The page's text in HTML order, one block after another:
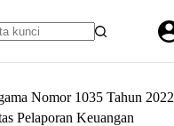
Nomor 1035 Tahun 2022
Pelaporan Keuangan